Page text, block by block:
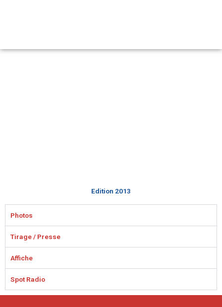
Edition 2013
Photos
Tirage / Presse
Affiche
Spot Radio